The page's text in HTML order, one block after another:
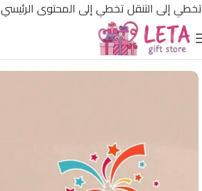
تخطي إلى التنقلتخطي إلى المحتوى الرئيسي
الرئيسية/مستلزمات مناسبات و أعياد الميلاد